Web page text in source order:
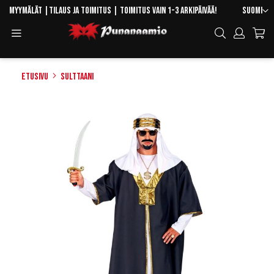
Skip
Content
Kieli
Suomi
Myymälät Tilaus ja toimitus | Toimitus vain 1-3 arkipäivää!
Hae
Etusivu Sulttaani